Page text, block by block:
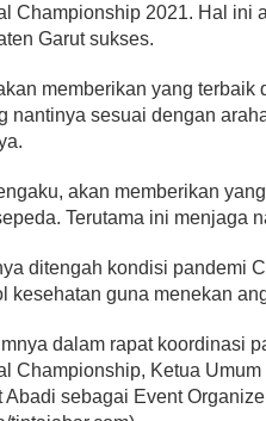
Championship 2021. Hal ini
Garut sukses.
memberikan yang
nantinya sesuai dengan
akan memberikan
Terutama ini menjaga
ditengah kondisi pandemi
kesehatan guna menekan
dalam rapat koordinasi
Championship, Ketua
Abadi sebagai Event